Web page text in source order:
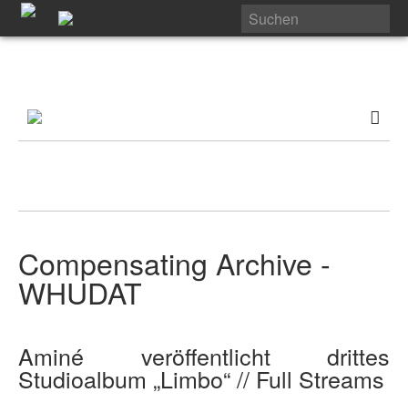
Compensating Archive -
WHUDAT
Aminé veröffentlicht drittes
Studioalbum „Limbo“ // Full Streams